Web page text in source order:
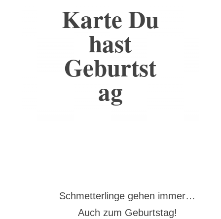
Karte Du
hast
Geburtst
ag
Schmetterlinge gehen immer…
Auch zum Geburtstag!